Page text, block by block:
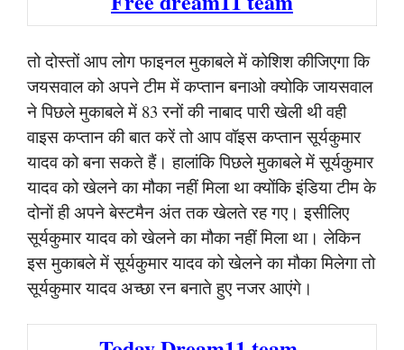
तो दोस्तों आप लोग फाइनल मुकाबले में कोशिश कीजिएगा कि
जयसवाल को अपने टीम में कप्तान बनाओ क्योकि जायसवाल
ने पिछले मुकाबले में 83 रनों की नाबाद पारी खेली थी वही
वाइस कप्तान की बात करें तो आप वॉइस कप्तान सूर्यकुमार
यादव को बना सकते हैं। हालांकि पिछले मुकाबले में सूर्यकुमार
यादव को खेलने का मौका नहीं मिला था क्योंकि इंडिया टीम के
दोनों ही अपने बेस्टमैन अंत तक खेलते रह गए। इसीलिए
सूर्यकुमार यादव को खेलने का मौका नहीं मिला था। लेकिन
इस मुकाबले में सूर्यकुमार यादव को खेलने का मौका मिलेगा तो
सूर्यकुमार यादव अच्छा रन बनाते हुए नजर आएंगे।